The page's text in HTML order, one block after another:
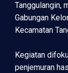
Tanggulangin,
Gabungan
Kecamatan
Kegiatan
penjemuran